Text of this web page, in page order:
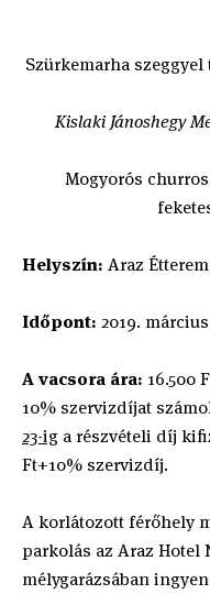
Szürkemarha
Kislaki Jánoshegy
Mogyorós
Helyszín: Araz
Időpont: 2019.
A vacsora ára: 16.500
10% szervizdíjat
23-ig a részvételi díj
Ft+10% szervizdíj.
A korlátozott férőhely
parkolás az Araz Hotel
mélygarázsában